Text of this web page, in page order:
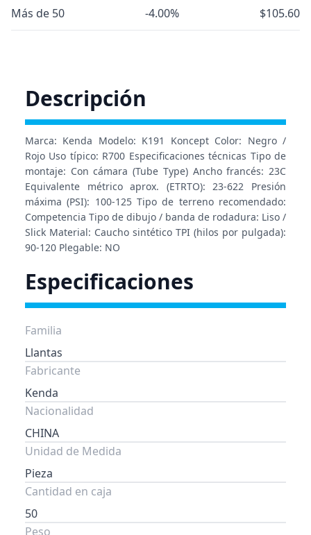
Más de 50 -4.00% $105.60
Descripción
Marca: Kenda Modelo: K191 Koncept Color: Negro /
Rojo Uso típico: R700 Especificaciones técnicas Tipo de
montaje: Con cámara (Tube Type) Ancho francés: 23C
Equivalente métrico aprox. (ETRTO): 23-622 Presión
máxima (PSI): 100-125 Tipo de terreno recomendado:
Competencia Tipo de dibujo / banda de rodadura: Liso /
Slick Material: Caucho sintético TPI (hilos por pulgada):
90-120 Plegable: NO
Especificaciones
Familia
Llantas
Fabricante
Kenda
Nacionalidad
CHINA
Unidad de Medida
Pieza
Cantidad en caja
50
Peso